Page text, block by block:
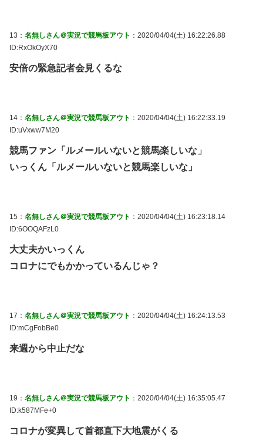
13： 名無しさん＠実況で競馬板アウト ：2020/04/04(土) 16:22:26.88
ID:RxOkOyX70
安倍の緊急記者会見くるな
14： 名無しさん＠実況で競馬板アウト ：2020/04/04(土) 16:22:33.19
ID:uVxww7M20
競馬ファン「ルメールいないと競馬楽しいな」
いっくん「ルメールいないと競馬楽しいな」
15： 名無しさん＠実況で競馬板アウト ：2020/04/04(土) 16:23:18.14
ID:6OOQAFzL0
大丈夫かいっくん
コロナにでもかかっているんじゃ？
17： 名無しさん＠実況で競馬板アウト ：2020/04/04(土) 16:24:13.53
ID:mCgFobBe0
来週から中止だな
19： 名無しさん＠実況で競馬板アウト ：2020/04/04(土) 16:35:05.47
ID:k587MFe+0
コロナが変異して首都直下大地震がくる